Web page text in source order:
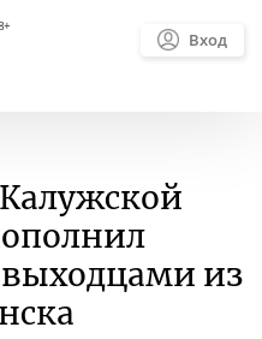
Вход
выходцами из